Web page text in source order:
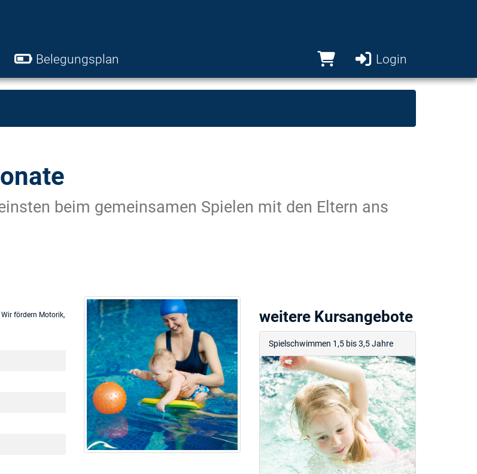
Belegungsplan Login
beim gemeinsamen Spielen mit den Eltern ans
fördern Motorik,
weitere Kursangebote
Spielschwimmen 1,5 bis 3,5 Jahre